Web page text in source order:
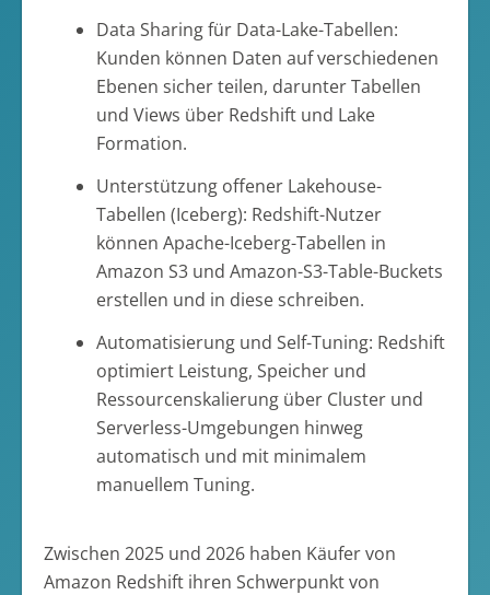
Data Sharing für Data-Lake-Tabellen:
Kunden können Daten auf verschiedenen
Ebenen sicher teilen, darunter Tabellen
und Views über Redshift und Lake
Formation.
Unterstützung offener Lakehouse-
Tabellen (Iceberg): Redshift-Nutzer
können Apache-Iceberg-Tabellen in
Amazon S3 und Amazon-S3-Table-Buckets
erstellen und in diese schreiben.
Automatisierung und Self-Tuning: Redshift
optimiert Leistung, Speicher und
Ressourcenskalierung über Cluster und
Serverless-Umgebungen hinweg
automatisch und mit minimalem
manuellem Tuning.
Zwischen 2025 und 2026 haben Käufer von
Amazon Redshift ihren Schwerpunkt von